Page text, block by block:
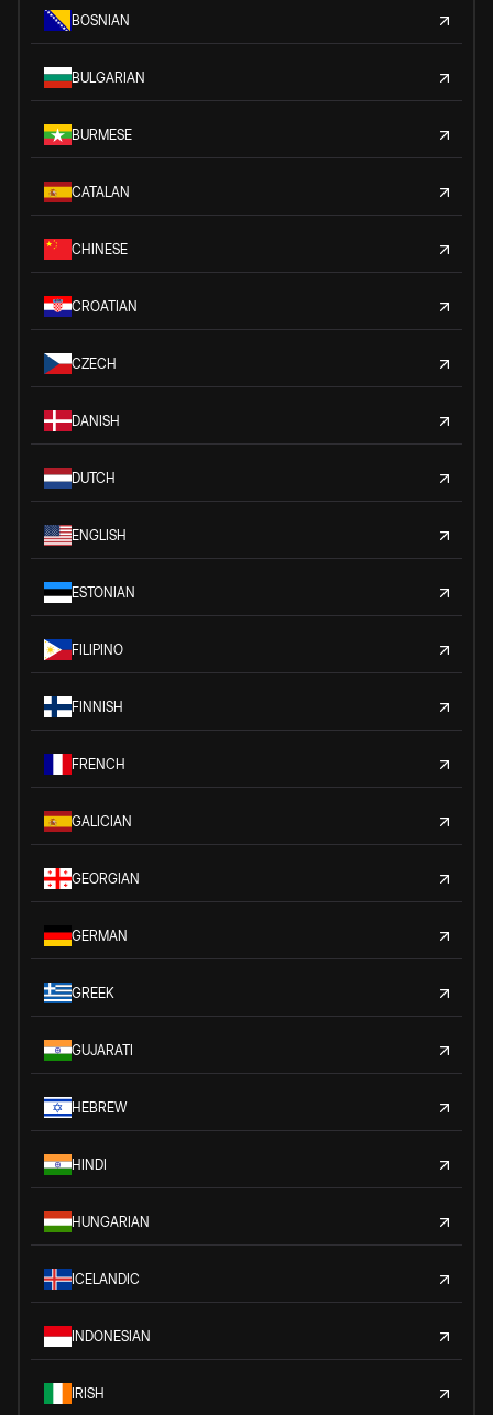
BOSNIAN
BULGARIAN
BURMESE
CATALAN
CHINESE
CROATIAN
CZECH
DANISH
DUTCH
ENGLISH
ESTONIAN
FILIPINO
FINNISH
FRENCH
GALICIAN
GEORGIAN
GERMAN
GREEK
GUJARATI
HEBREW
HINDI
HUNGARIAN
ICELANDIC
INDONESIAN
IRISH